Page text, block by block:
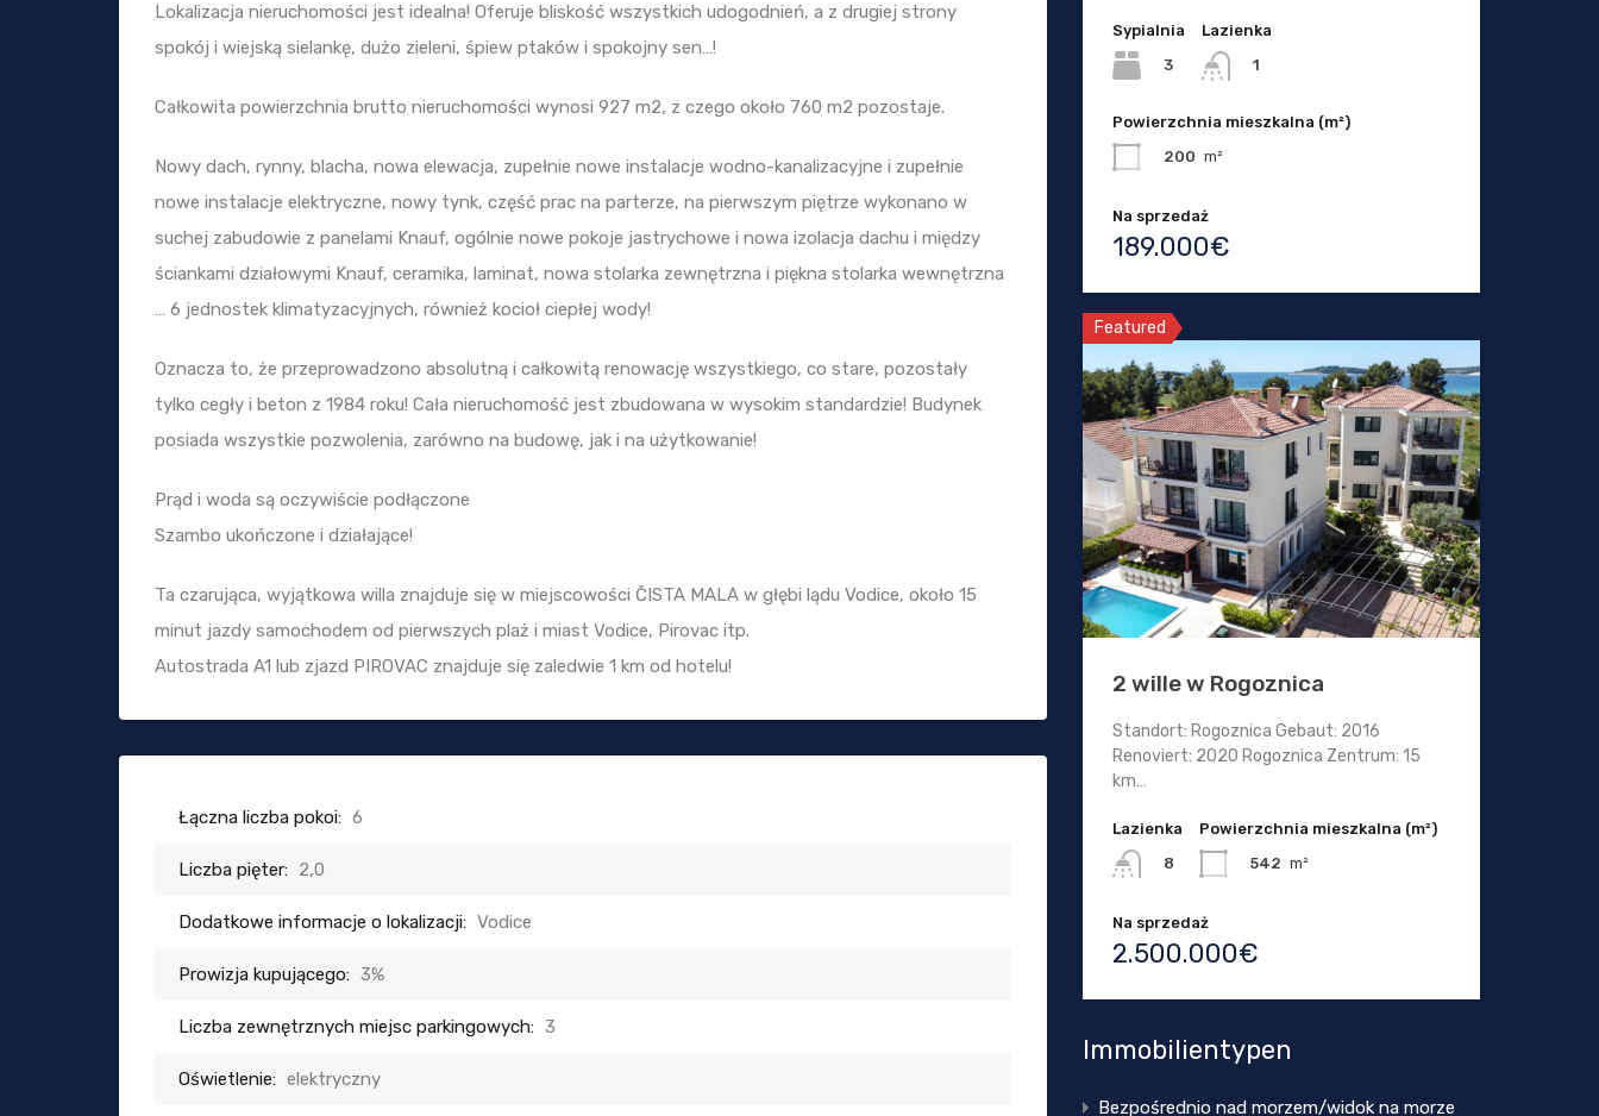
Lokalizacja nieruchomości jest idealna! Oferuje bliskość wszystkich udogodnień, a z drugiej strony
spokój i wiejską sielankę, dużo zieleni, śpiew ptaków i spokojny sen…!
Całkowita powierzchnia brutto nieruchomości wynosi 927 m2, z czego około 760 m2 pozostaje.
Nowy dach, rynny, blacha, nowa elewacja, zupełnie nowe instalacje wodno-kanalizacyjne i zupełnie
nowe instalacje elektryczne, nowy tynk, część prac na parterze, na pierwszym piętrze wykonano w
suchej zabudowie z panelami Knauf, ogólnie nowe pokoje jastrychowe i nowa izolacja dachu i między
ściankami działowymi Knauf, ceramika, laminat, nowa stolarka zewnętrzna i piękna stolarka wewnętrzna
… 6 jednostek klimatyzacyjnych, również kocioł ciepłej wody!
Oznacza to, że przeprowadzono absolutną i całkowitą renowację wszystkiego, co stare, pozostały
tylko cegły i beton z 1984 roku! Cała nieruchomość jest zbudowana w wysokim standardzie! Budynek
posiada wszystkie pozwolenia, zarówno na budowę, jak i na użytkowanie!
Prąd i woda są oczywiście podłączone
Szambo ukończone i działające!
Ta czarująca, wyjątkowa willa znajduje się w miejscowości ČISTA MALA w głębi lądu Vodice, około 15
minut jazdy samochodem od pierwszych plaż i miast Vodice, Pirovac itp.
Autostrada A1 lub zjazd PIROVAC znajduje się zaledwie 1 km od hotelu!
Łączna liczba pokoi: 6
Liczba pięter: 2,0
Dodatkowe informacje o lokalizacji: Vodice
Prowizja kupującego: 3%
Liczba zewnętrznych miejsc parkingowych: 3
Oświetlenie: elektryczny
Sypialnia
3
Lazienka
1
Powierzchnia mieszkalna (m²)
200 m²
Na sprzedaż
189.000€
Featured
2 wille w Rogoznica
Standort: Rogoznica Gebaut: 2016
Renoviert: 2020 Rogoznica Zentrum: 15
km…
Lazienka
8
Powierzchnia mieszkalna (m²)
542 m²
Na sprzedaż
2.500.000€
Immobilientypen
Bezpośrednio nad morzem/widok na morze